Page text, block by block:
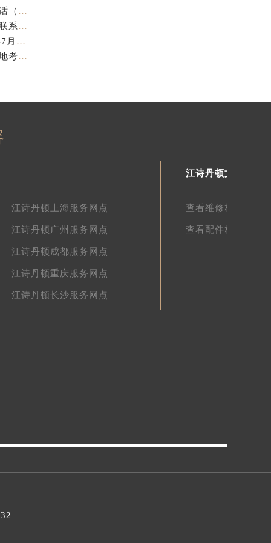
亲身探访江诗丹顿金华官方售后服务中心｜全新地址电话（2026年7月最新）
亲身探访江诗丹顿苏州官方售后服务中心｜完整地址与联系电话（2026年7月最新）
江诗丹顿表盘修复专业售后维修保养权威公示（2026年7月最新）
江诗丹顿中国官方售后服务中心服务电话及详细地址实地考察报告_多信源验证（2026年7月最新）
江诗丹顿上海服务网点
江诗丹顿广州服务网点
江诗丹顿成都服务网点
江诗丹顿重庆服务网点
江诗丹顿长沙服务网点
江诗丹顿文章库
查看维修相关文章
查看配件相关文章